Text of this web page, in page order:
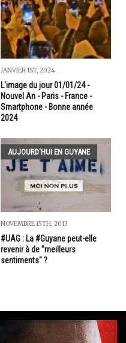
JANVIER 1ST, 2024
L'image du jour 01/01/24 -
Nouvel An - Paris - France -
Smartphone - Bonne année
2024
AUJOURD'HUI EN GUYANE
NOVEMBRE 15TH, 2013
#UAG : La #Guyane peut-elle
revenir à de "meilleurs
sentiments" ?